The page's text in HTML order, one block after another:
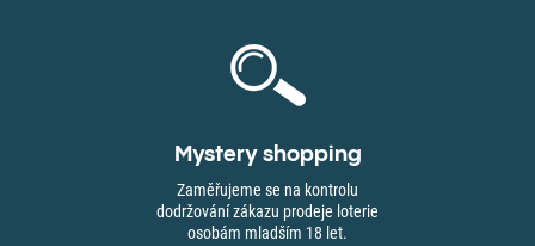
Mystery shopping
Zaměřujeme se na kontrolu
dodržování zákazu prodeje loterie
osobám mladším 18 let.